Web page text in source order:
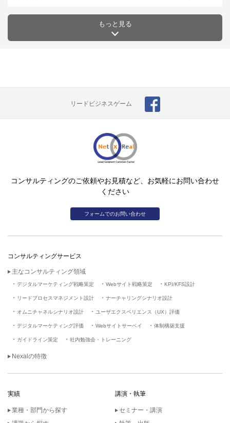
もっと見る
リードビジネスゲーム
コンサルティングのご依頼やお見積など、お気軽にお問い合わせ
ください
フォームでのお問い合わせ
コンサルティングサービス
主なコンサルティング領域
デジタルマーケティング戦略策定 Webサイト戦略策定 KPI/KFS設計
リードプロセスマネジメント設計 ナーチャリングシナリオ設計
オムニチャネルシナリオ設計 ユーザエクスペリエンス（UX）評価
デジタルマーケティング評価 Webサイトサーベイ 体制構築支援
ガイドライン策定 社内勉強会・トレーニング
Nexalの特徴
実績
業種・部門から探す
講演・執筆
セミナー・講演